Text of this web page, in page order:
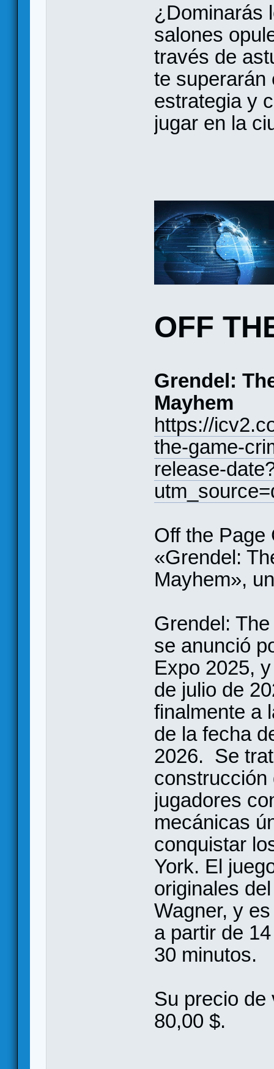
¿Dominarás
salones
través de
te superarán
estrategia y
jugar en la
OFF
Grendel:
Mayhem
https://
the-game-
release-
Off the Page
«Grendel:
Mayhem»,
Grendel:
se anunció
Expo 2025,
de julio de
finalmente a
de la fecha
2026. Se
construcción
jugadores
mecánicas
conquistar
York. El
originales
Wagner, y
a partir de
30 minutos.
Su precio de
80,00 $.